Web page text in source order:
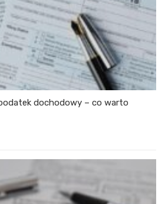
dochodowy – co warto